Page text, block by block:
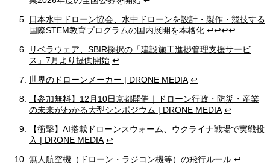
日本水中ドローン協会、水中ドローンを設計・製作・競技する
国際STEM教育プログラムの国内展開を本格化 ↩↩↩↩
リベラウェア、SBIR採択の「建設施工進捗管理支援サービ
ス」7月より提供開始 ↩
世界のドローンメーカー | DRONE MEDIA ↩
【参加無料】12月10日京都開催｜ドローン行政・防災・産業
の未来がわかる大型シンポジウム | DRONE MEDIA ↩
【衝撃】AI搭載ドローンスウォーム、ウクライナ戦場で実戦投
入 | DRONE MEDIA ↩
無人航空機（ドローン・ラジコン機等）の飛行ルール ↩